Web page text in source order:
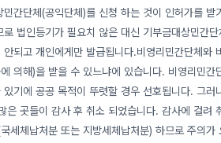
간단체(공익단체)를 신청 하는 것이 인허가를 받
법인등기가 필요치 않은 대신 기부금대상민간
되고 개인에게만 발급됩니다.비영리민간단체와
의해)을 받을 수 있느냐에 있습니다. 비영리민간
기에 공공 목적이 뚜렷할 경우 선호됩니다. 그러
곳들이 감사 후 취소 되었습니다. 감사에 걸려
세체납처분 또는 지방세체납처분) 하므로 주의가